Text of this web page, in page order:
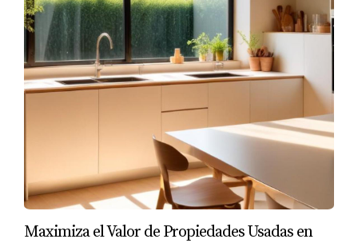
Maximiza el Valor de Propiedades Usadas en